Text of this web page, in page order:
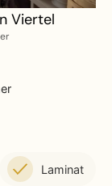
Viertel
Laminat